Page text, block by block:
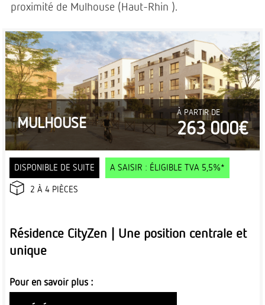
proximité de Mulhouse (Haut-Rhin ).
MULHOUSE
À PARTIR DE
263 000€
DISPONIBLE DE SUITE A SAISIR : ÉLIGIBLE TVA 5,5%*
2 À 4 PIÈCES
Résidence CityZen | Une position centrale et
unique
Pour en savoir plus :